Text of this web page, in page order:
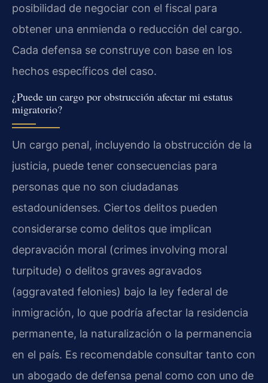
posibilidad de negociar con el fiscal para
obtener una enmienda o reducción del cargo.
Cada defensa se construye con base en los
hechos específicos del caso.
¿Puede un cargo por obstrucción afectar mi estatus
migratorio?
Un cargo penal, incluyendo la obstrucción de la
justicia, puede tener consecuencias para
personas que no son ciudadanas
estadounidenses. Ciertos delitos pueden
considerarse como delitos que implican
depravación moral (crimes involving moral
turpitude) o delitos graves agravados
(aggravated felonies) bajo la ley federal de
inmigración, lo que podría afectar la residencia
permanente, la naturalización o la permanencia
en el país. Es recomendable consultar tanto con
un abogado de defensa penal como con uno de